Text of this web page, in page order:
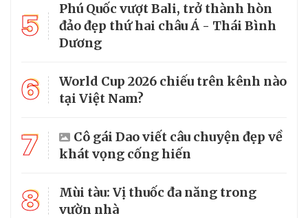
5
Phú Quốc vượt Bali, trở thành hòn
đảo đẹp thứ hai châu Á - Thái Bình
Dương
6
World Cup 2026 chiếu trên kênh nào
tại Việt Nam?
7
Cô gái Dao viết câu chuyện đẹp về
khát vọng cống hiến
8
Mùi tàu: Vị thuốc đa năng trong
vườn nhà